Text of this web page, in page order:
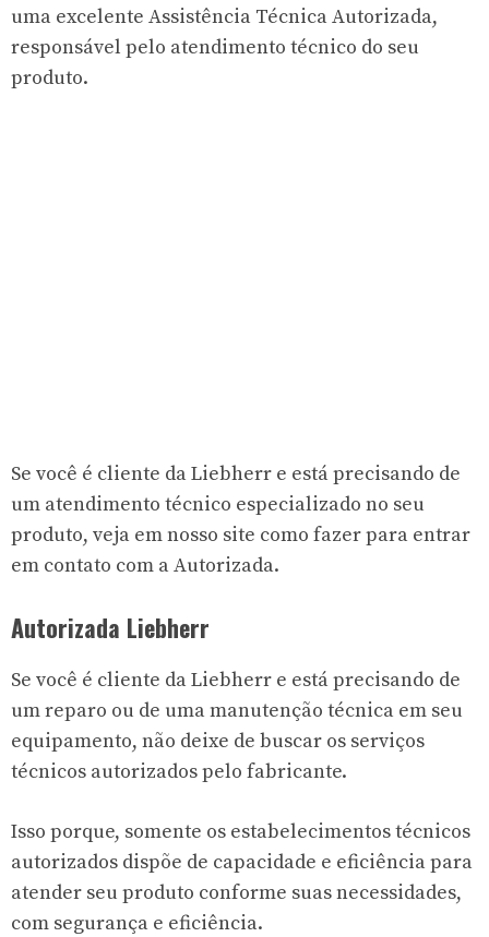
uma excelente Assistência Técnica Autorizada,
responsável pelo atendimento técnico do seu
produto.
Se você é cliente da Liebherr e está precisando de
um atendimento técnico especializado no seu
produto, veja em nosso site como fazer para entrar
em contato com a Autorizada.
Autorizada Liebherr
Se você é cliente da Liebherr e está precisando de
um reparo ou de uma manutenção técnica em seu
equipamento, não deixe de buscar os serviços
técnicos autorizados pelo fabricante.
Isso porque, somente os estabelecimentos técnicos
autorizados dispõe de capacidade e eficiência para
atender seu produto conforme suas necessidades,
com segurança e eficiência.